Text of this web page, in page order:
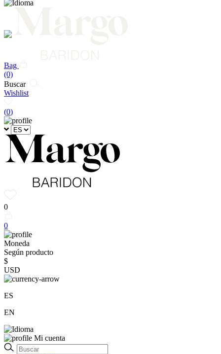
Bag
(0)
Buscar
Wishlist
(0)
0
0
Moneda
Según producto
$
USD
ES
EN
Mi cuenta